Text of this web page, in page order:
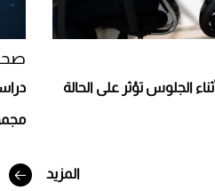
لإطلالة جريئة وعصرية
الجلوس تؤثر على الحالة
المزيد